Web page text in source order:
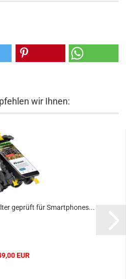
wir Ihnen:
geprüft für Smartphones...
EUR